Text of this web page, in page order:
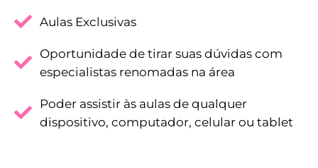
Aulas Exclusivas
Oportunidade de tirar suas dúvidas com
especialistas renomadas na área
Poder assistir às aulas de qualquer
dispositivo, computador, celular ou tablet